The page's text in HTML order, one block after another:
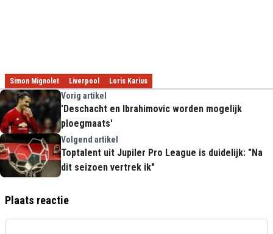
Simon Mignolet Liverpool Loris Karius
Vorig artikel
'Deschacht en Ibrahimovic worden mogelijk
ploegmaats'
Volgend artikel
Toptalent uit Jupiler Pro League is duidelijk: "Na
dit seizoen vertrek ik"
Plaats reactie